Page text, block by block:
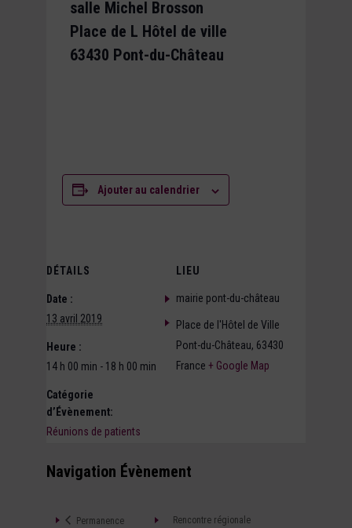
salle Michel Brosson
Place de L Hôtel de ville
63430 Pont-du-Château
Ajouter au calendrier
DÉTAILS
Date :
13 avril 2019
Heure :
14 h 00 min - 18 h 00 min
Catégorie
d’Évènement:
Réunions de patients
LIEU
mairie pont-du-château
Place de l'Hôtel de Ville
Pont-du-Château, 63430
France + Google Map
Navigation Évènement
Permanence Rencontre régionale